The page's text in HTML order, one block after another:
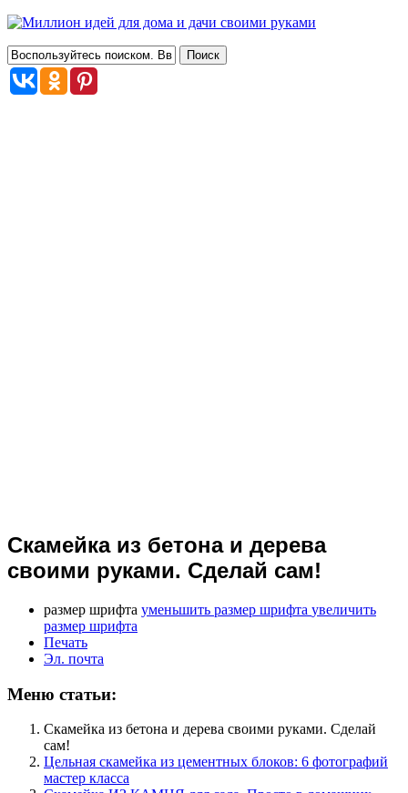
Скамейка из бетона и дерева
своими руками. Сделай сам!
размер шрифта уменьшить размер шрифта увеличить
размер шрифта
Печать
Эл. почта
Меню статьи:
Скамейка из бетона и дерева своими руками. Сделай
сам!
Цельная скамейка из цементных блоков: 6 фотографий
мастер класса